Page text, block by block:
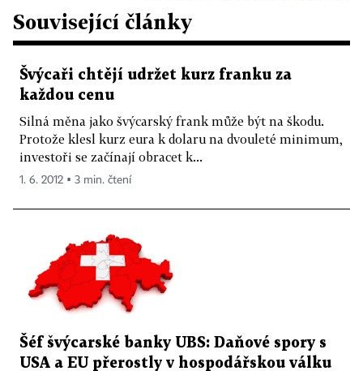
Související články
Švýcaři chtějí udržet kurz franku za
každou cenu
Silná měna jako švýcarský frank může být na škodu.
Protože klesl kurz eura k dolaru na dvouleté minimum,
investoři se začínají obracet k...
1. 6. 2012 ▪ 3 min. čtení
Šéf švýcarské banky UBS: Daňové spory s
USA a EU přerostly v hospodářskou válku